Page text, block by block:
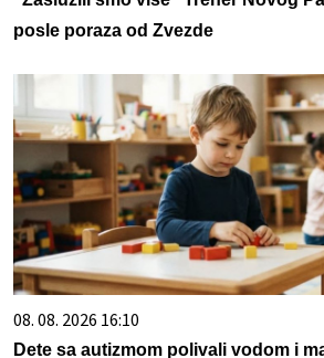
posle poraza od Zvezde
08. 08. 2026 16:10
Dete sa autizmom polivali vodom i